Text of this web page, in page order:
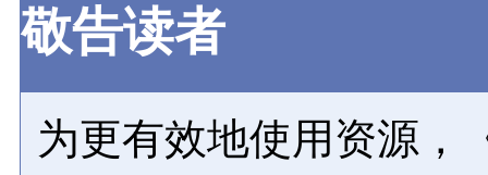
敬告读者
为更有效地使用资源，